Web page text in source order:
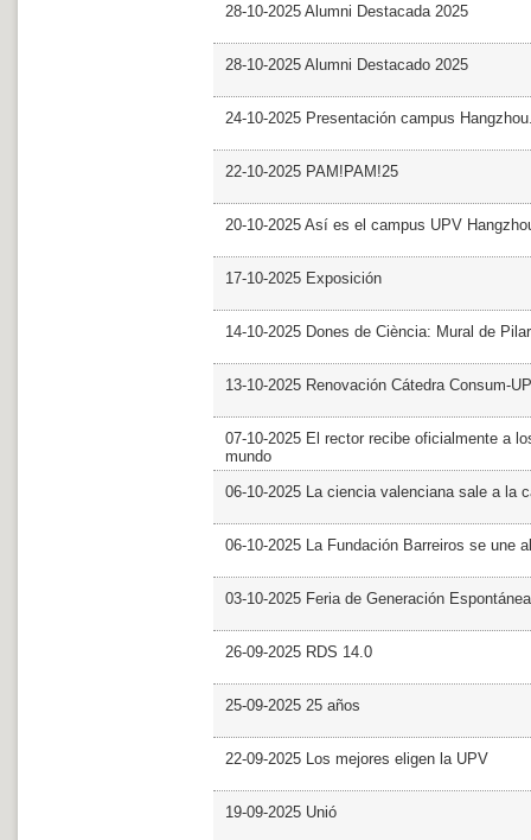
28-10-2025 Alumni Destacada 2025
28-10-2025 Alumni Destacado 2025
24-10-2025 Presentación campus
22-10-2025 PAM!PAM!25
20-10-2025 Así es el campus UPV
17-10-2025 Exposición
14-10-2025 Dones de Ciència: Mural de
13-10-2025 Renovación Cátedra Consum-
07-10-2025 El rector recibe oficialmente a
mundo
06-10-2025 La ciencia valenciana sale a la
06-10-2025 La Fundación Barreiros se une
03-10-2025 Feria de Generación Espontánea
26-09-2025 RDS 14.0
25-09-2025 25 años
22-09-2025 Los mejores eligen la UPV
19-09-2025 Unió